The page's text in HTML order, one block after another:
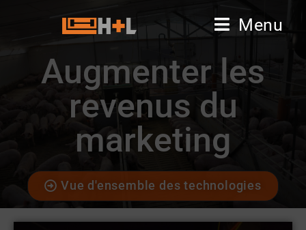
Menu
Augmenter les
revenus du
marketing
Vue d'ensemble des technologies